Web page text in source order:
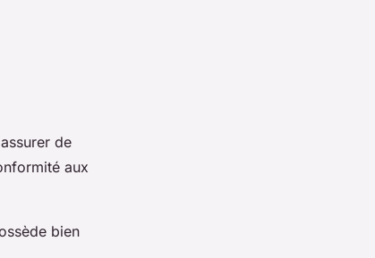
de
aux
bien